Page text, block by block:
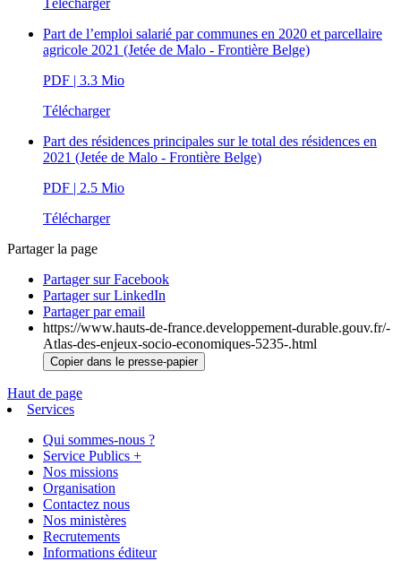
Part de l’emploi salarié par communes en 2020 et parcellaire
agricole 2021 (Jetée de Malo - Frontière Belge)
PDF | 3.3 Mio
Télécharger
Part des résidences principales sur le total des résidences en
2021 (Jetée de Malo - Frontière Belge)
PDF | 2.5 Mio
Télécharger
Partager la page
Partager sur Facebook
Partager sur LinkedIn
Partager par email
https://www.hauts-de-france.developpement-durable.gouv.fr/-
Atlas-des-enjeux-socio-economiques-5235-.html
Copier dans le presse-papier
Haut de page
Services
Qui sommes-nous ?
Service Publics +
Nos missions
Organisation
Contactez nous
Nos ministères
Recrutements
Informations éditeur